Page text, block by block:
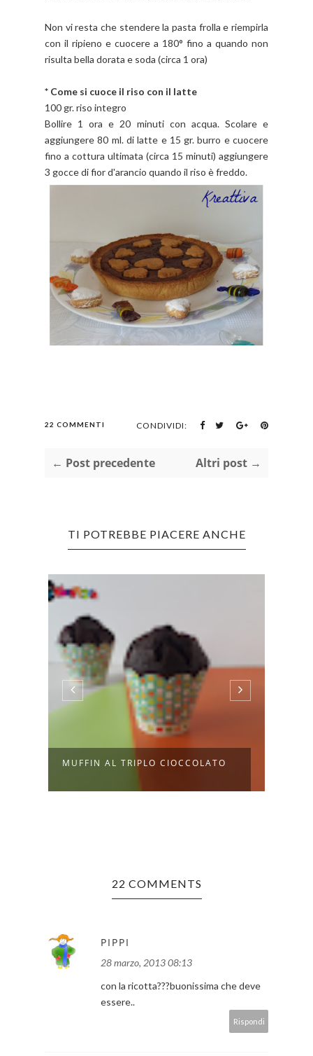
Non vi resta che stendere la pasta frolla e riempirla
con il ripieno e cuocere a 180° fino a quando non
risulta bella dorata e soda (circa 1 ora)
* Come si cuoce il riso con il latte
100 gr. riso integro
Bollire 1 ora e 20 minuti con acqua. Scolare e
aggiungere 80 ml. di latte e 15 gr. burro e cuocere
fino a cottura ultimata (circa 15 minuti) aggiungere
3 gocce di fior d'arancio quando il riso è freddo.
22 COMMENTI CONDIVIDI:
← Post precedente Altri post →
TI POTREBBE PIACERE ANCHE
COME REALIZZARE DEI PORTA
22 COMMENTS
PIPPI
28 marzo, 2013 08:13
con la ricotta???buonissima che deve
essere..
Rispondi